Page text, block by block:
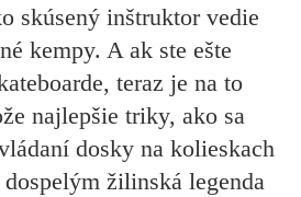
skúsený inštruktor vedie
kempy. A ak ste ešte
teraz je na to
najlepšie triky, ako sa
dosky na kolieskach
žilinská legenda